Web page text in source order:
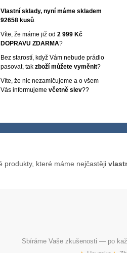
Vlastní sklady, nyní máme skladem
92658 kusů.
Víte, že máme již od 2 999 Kč
DOPRAVU ZDARMA?
Bez starostí, když Vám nebude prádlo
pasovat, tak zboží můžete vyměnit?
Víte, že nic nezamlčujeme a o všem
Vás informujeme včetně slev??
produkty, které máme nejčastěji
Sbíráme Vaše zkušenosti — po